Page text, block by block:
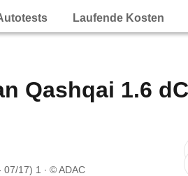
Laufende Kosten
Qashqai 1.6
07/17) 1 © ADAC